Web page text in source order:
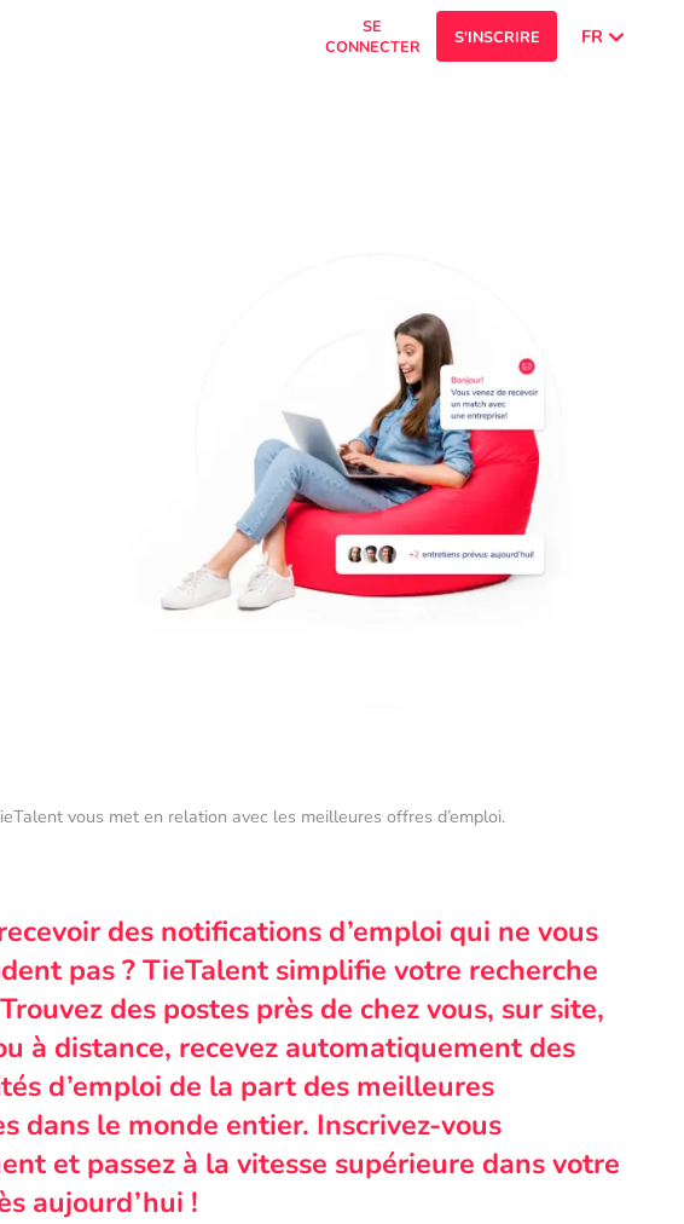
SE
CONNECTER
S'INSCRIRE FR
vous met en relation avec les meilleures offres d’emploi.
des notifications d’emploi qui ne vous
pas ? TieTalent simplifie votre recherche
des postes près de chez vous, sur site,
à distance, recevez automatiquement des
d’emploi de la part des meilleures
dans le monde entier. Inscrivez-vous
et passez à la vitesse supérieure dans votre
aujourd’hui !